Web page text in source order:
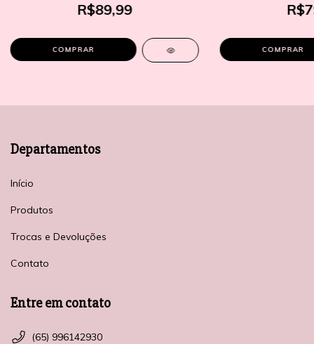
R$89,99
COMPRAR COMPRAR
Departamentos
Início
Produtos
Trocas e Devoluções
Contato
Entre em contato
(65) 996142930